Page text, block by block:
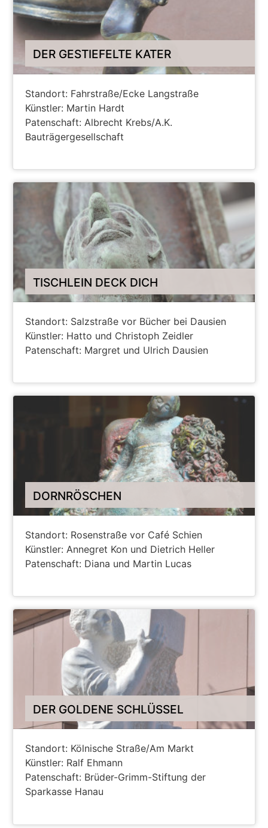
DER GESTIEFELTE KATER
Standort: Fahrstraße/Ecke Langstraße
Künstler: Martin Hardt
Patenschaft: Albrecht Krebs/A.K.
Bauträgergesellschaft
TISCHLEIN DECK DICH
Standort: Salzstraße vor Bücher bei Dausien
Künstler: Hatto und Christoph Zeidler
Patenschaft: Margret und Ulrich Dausien
DORNRÖSCHEN
Standort: Rosenstraße vor Café Schien
Künstler: Annegret Kon und Dietrich Heller
Patenschaft: Diana und Martin Lucas
DER GOLDENE SCHLÜSSEL
Standort: Kölnische Straße/Am Markt
Künstler: Ralf Ehmann
Patenschaft: Brüder-Grimm-Stiftung der
Sparkasse Hanau